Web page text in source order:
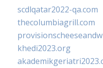
scdlqatar2022-qa.com
thecolumbiagrill.com
khedi2023.org